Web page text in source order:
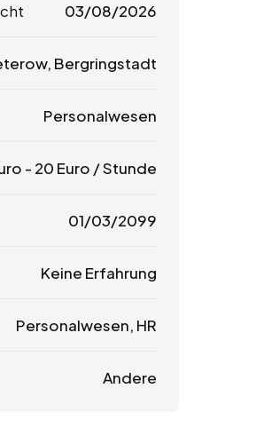
03/08/2026
Bergringstadt
Personalwesen
- 20 Euro / Stunde
01/03/2099
Keine Erfahrung
Personalwesen, HR
Andere